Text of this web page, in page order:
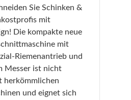
Sie Schinken &
mit
Die kompakte neue
mit
Riemenantrieb und
Messer ist nicht
herkömmlichen
und eignet sich